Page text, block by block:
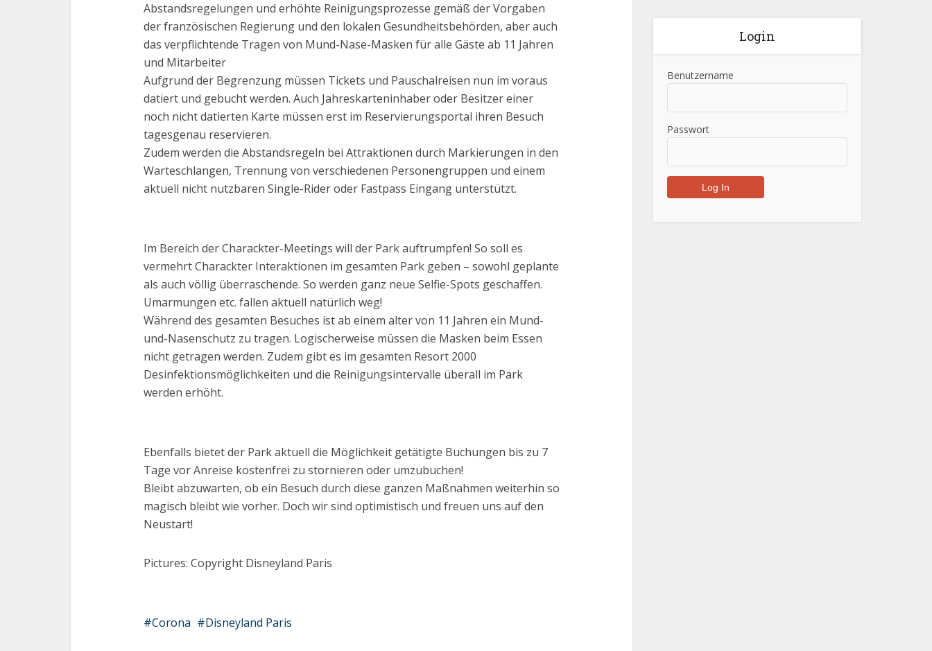
Abstandsregelungen und erhöhte Reinigungsprozesse gemäß der Vorgaben
der französischen Regierung und den lokalen Gesundheitsbehörden, aber auch
das verpflichtende Tragen von Mund-Nase-Masken für alle Gäste ab 11 Jahren
und Mitarbeiter
Aufgrund der Begrenzung müssen Tickets und Pauschalreisen nun im voraus
datiert und gebucht werden. Auch Jahreskarteninhaber oder Besitzer einer
noch nicht datierten Karte müssen erst im Reservierungsportal ihren Besuch
tagesgenau reservieren.
Zudem werden die Abstandsregeln bei Attraktionen durch Markierungen in den
Warteschlangen, Trennung von verschiedenen Personengruppen und einem
aktuell nicht nutzbaren Single-Rider oder Fastpass Eingang unterstützt.
Im Bereich der Charackter-Meetings will der Park auftrumpfen! So soll es
vermehrt Charackter Interaktionen im gesamten Park geben – sowohl geplante
als auch völlig überraschende. So werden ganz neue Selfie-Spots geschaffen.
Umarmungen etc. fallen aktuell natürlich weg!
Während des gesamten Besuches ist ab einem alter von 11 Jahren ein Mund-
und-Nasenschutz zu tragen. Logischerweise müssen die Masken beim Essen
nicht getragen werden. Zudem gibt es im gesamten Resort 2000
Desinfektionsmöglichkeiten und die Reinigungsintervalle überall im Park
werden erhöht.
Ebenfalls bietet der Park aktuell die Möglichkeit getätigte Buchungen bis zu 7
Tage vor Anreise kostenfrei zu stornieren oder umzubuchen!
Bleibt abzuwarten, ob ein Besuch durch diese ganzen Maßnahmen weiterhin so
magisch bleibt wie vorher. Doch wir sind optimistisch und freuen uns auf den
Neustart!
Pictures: Copyright Disneyland Paris
Corona Disneyland Paris
Login
Benutzername
Passwort